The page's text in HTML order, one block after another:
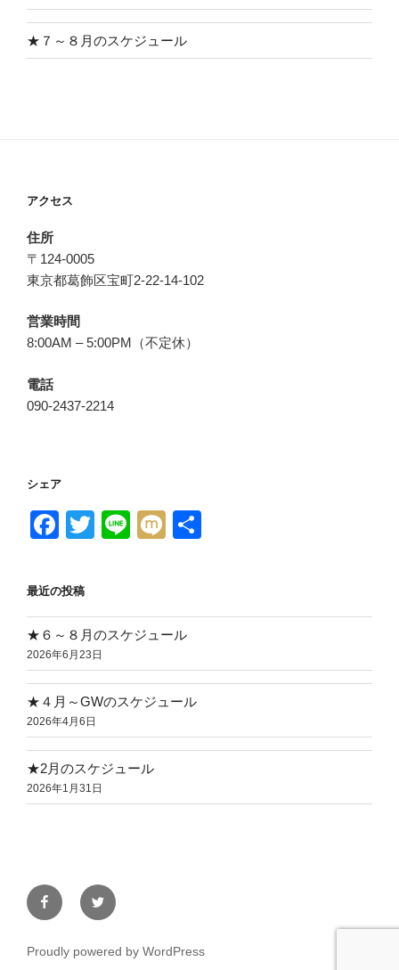
★７～８月のスケジュール
アクセス
住所
〒124-0005
東京都葛飾区宝町2-22-14-102
営業時間
8:00AM – 5:00PM（不定休）
電話
090-2437-2214
シェア
F
c
e
b
o
o
k
T
er
Li
M
最近の投稿
★６～８月のスケジュール
2026年6月23日
★４月～GWのスケジュール
2026年4月6日
★2月のスケジュール
2026年1月31日
FacebookTwitter
Proudly powered by WordPress